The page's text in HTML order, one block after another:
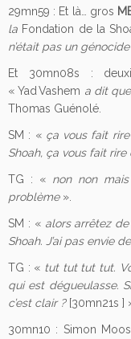
29mn59 : Et là… gros
la Fondation de la
n’était pas un génocide
Et 30mn08s :
« Yad Vashem a dit
Thomas Guénolé.
SM : « ça vous fait
Shoah, ça vous fait rire
TG : « non non
problème».
SM : « alors arrêtez
Shoah. J’ai pas envie
TG : « tut tut tut tut.
qui est dégueulasse.
c’est clair ?[30mn21s ]
30mn10 : Simon